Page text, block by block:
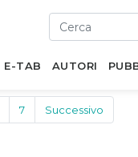
E-TAB AUTORI
7 Successivo